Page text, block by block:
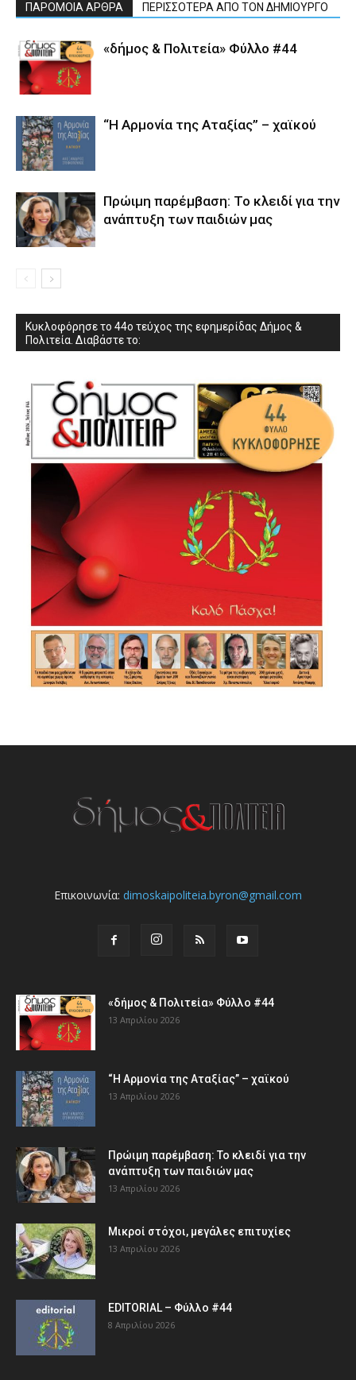
ΠΑΡΟΜΟΙΑ ΑΡΘΡΑ ΠΕΡΙΣΣΟΤΕΡΑ ΑΠΟ ΤΟΝ ΔΗΜΙΟΥΡΓΟ
«δήμος & Πολιτεία» Φύλλο #44
“Η Αρμονία της Αταξίας” – χαϊκού
Πρώιμη παρέμβαση: Το κλειδί για την
ανάπτυξη των παιδιών µας
Κυκλοφόρησε το 44ο τεύχος της εφημερίδας Δήμος &
Πολιτεία. Διαβάστε το:
Επικοινωνία: dimoskaipoliteia.byron@gmail.com
«δήμος & Πολιτεία» Φύλλο #44
13 Απριλίου 2026
“Η Αρμονία της Αταξίας” – χαϊκού
13 Απριλίου 2026
Πρώιμη παρέμβαση: Το κλειδί για την
ανάπτυξη των παιδιών µας
13 Απριλίου 2026
Μικροί στόχοι, μεγάλες επιτυχίες
13 Απριλίου 2026
EDITORIAL – Φύλλο #44
8 Απριλίου 2026